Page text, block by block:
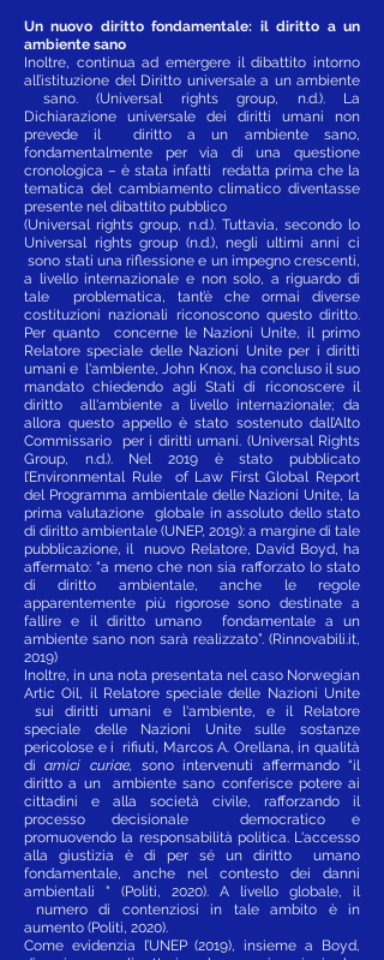
Un nuovo diritto fondamentale: il diritto a un
ambiente sano
Inoltre, continua ad emergere il dibattito intorno
all’istituzione del Diritto universale a un ambiente
sano. (Universal rights group, n.d.). La
Dichiarazione universale dei diritti umani non
prevede il diritto a un ambiente sano,
fondamentalmente per via di una questione
cronologica – è stata infatti redatta prima che la
tematica del cambiamento climatico diventasse
presente nel dibattito pubblico
(Universal rights group, n.d.). Tuttavia, secondo lo
Universal rights group (n.d.), negli ultimi anni ci
sono stati una riflessione e un impegno crescenti,
a livello internazionale e non solo, a riguardo di
tale problematica, tant’è che ormai diverse
costituzioni nazionali riconoscono questo diritto.
Per quanto concerne le Nazioni Unite, il primo
Relatore speciale delle Nazioni Unite per i diritti
umani e l'ambiente, John Knox, ha concluso il suo
mandato chiedendo agli Stati di riconoscere il
diritto all'ambiente a livello internazionale; da
allora questo appello è stato sostenuto dall’Alto
Commissario per i diritti umani. (Universal Rights
Group, n.d.). Nel 2019 è stato pubblicato
l’Environmental Rule of Law First Global Report
del Programma ambientale delle Nazioni Unite, la
prima valutazione globale in assoluto dello stato
di diritto ambientale (UNEP, 2019): a margine di tale
pubblicazione, il nuovo Relatore, David Boyd, ha
affermato: “a meno che non sia rafforzato lo stato
di diritto ambientale, anche le regole
apparentemente più rigorose sono destinate a
fallire e il diritto umano fondamentale a un
ambiente sano non sarà realizzato”. (Rinnovabili.it,
2019)
Inoltre, in una nota presentata nel caso Norwegian
Artic Oil, il Relatore speciale delle Nazioni Unite
sui diritti umani e l'ambiente, e il Relatore
speciale delle Nazioni Unite sulle sostanze
pericolose e i rifiuti, Marcos A. Orellana, in qualità
diamici curiae,sono intervenuti affermando “il
diritto a un ambiente sano conferisce potere ai
cittadini e alla società civile, rafforzando il
processo decisionale democratico e
promuovendo la responsabilità politica. L'accesso
alla giustizia è di per sé un diritto umano
fondamentale, anche nel contesto dei danni
ambientali " (Politi, 2020). A livello globale, il
numero di contenziosi in tale ambito è in
aumento (Politi, 2020).
Come evidenzia l’UNEP (2019), insieme a Boyd,